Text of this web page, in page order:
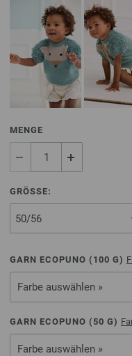
MENGE
GRÖSSE:
GARN ECOPUNO ( 100 G)
Farbe auswählen »
GARN ECOPUNO ( 50 G)
Farbe auswählen »